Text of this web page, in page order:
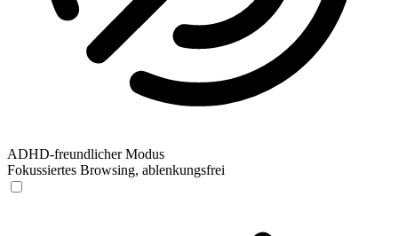
ADHD-freundlicher Modus
Fokussiertes Browsing, ablenkungsfrei